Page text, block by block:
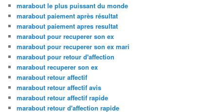
marabout le plus puissant du monde
marabout paiement après résultat
marabout paiement apres resultat
marabout pour recuperer son ex
marabout pour recuperer son ex mari
marabout pour retour d'affection
marabout recuperer son ex
marabout retour affectif
marabout retour affectif avis
marabout retour affectif rapide
marabout retour d'affection rapide